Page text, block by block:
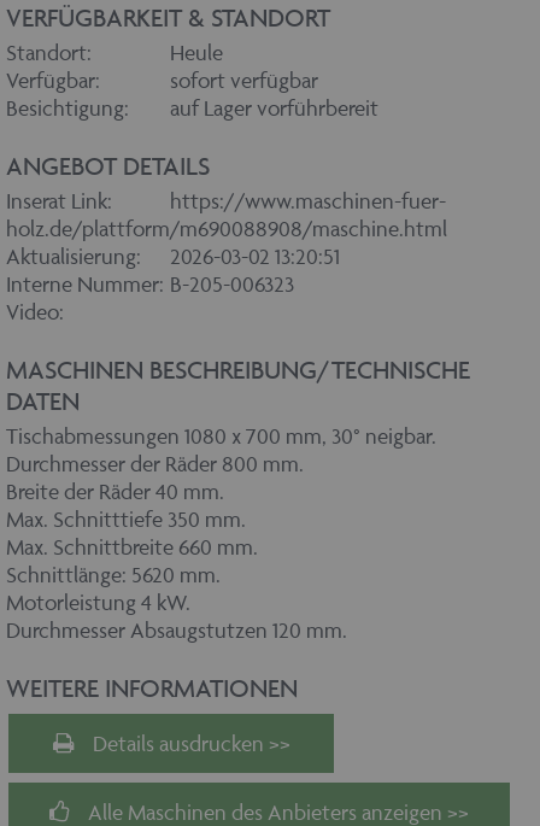
VERFÜGBARKEIT & STANDORT
Standort:
Heule
Verfügbar:
sofort verfügbar
Besichtigung:
auf Lager vorführbereit
ANGEBOT DETAILS
Inserat Link:
https://www.maschinen-fuer-
holz.de/plattform/m690088908/maschine.html
Aktualisierung:
2026-03-02 13:20:51
Interne Nummer: B-205-006323
Video:
MASCHINEN BESCHREIBUNG/TECHNISCHE
DATEN
Tischabmessungen 1080 x 700 mm, 30° neigbar.
Durchmesser der Räder 800 mm.
Breite der Räder 40 mm.
Max. Schnitttiefe 350 mm.
Max. Schnittbreite 660 mm.
Schnittlänge: 5620 mm.
Motorleistung 4 kW.
Durchmesser Absaugstutzen 120 mm.
WEITERE INFORMATIONEN
Details ausdrucken >>
Alle Maschinen des Anbieters anzeigen >>